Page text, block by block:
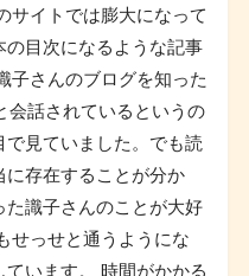
サイトでは膨大になって
の目次になるような記事
子さんのブログを知った
会話されているというの
見ていました。でも読
に存在することが分か
た識子さんのことが大好
せっせと通うようにな
います。 時間がかかる